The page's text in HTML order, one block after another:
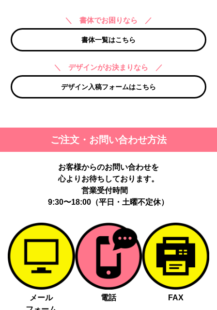
＼ 書体でお困りなら ／
書体一覧はこちら
＼ デザインがお決まりなら ／
デザイン入稿フォームはこちら
ご注文・お問い合わせ方法
お客様からのお問い合わせを
心よりお待ちしております。
営業受付時間
9:30〜18:00（平日・土曜不定休）
メール
電話 FAX